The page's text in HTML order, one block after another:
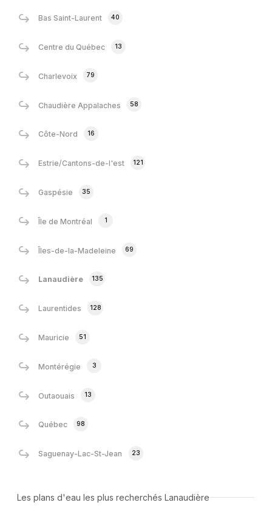
Bas Saint-Laurent 40
Centre du Québec 13
Charlevoix 79
Chaudière Appalaches 58
Côte-Nord 16
Estrie/Cantons-de-l'est 121
Gaspésie 35
Île de Montréal 1
Îles-de-la-Madeleine 69
Lanaudière 135
Laurentides 128
Mauricie 51
Montérégie 3
Outaouais 13
Québec 98
Saguenay-Lac-St-Jean 23
Les plans d'eau les plus recherchés Lanaudière